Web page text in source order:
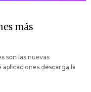
más
son las nuevas
descarga la